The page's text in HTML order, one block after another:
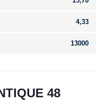
4,33
13000
48